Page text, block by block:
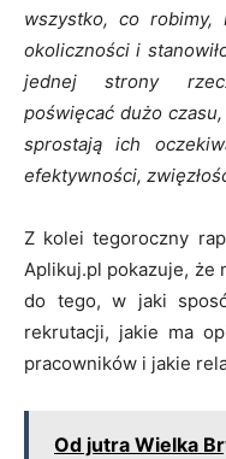
wszystko, co robimy,
okoliczności i
jednej strony
poświęcać dużo
sprostają ich
efektywności,
Z kolei tegoroczny
Aplikuj.pl pokazuje, że
do tego, w jaki
rekrutacji, jakie ma
pracowników i jakie
Od jutra Wielka